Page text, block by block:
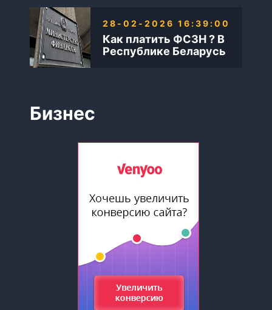
Как платить ФСЗН ? В
Республике Беларусь
28-02-2026 16:39:00
Бизнес